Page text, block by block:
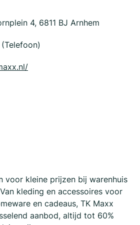
4, 6811 BJ Arnhem
(Telefoon)
voor kleine prijzen bij warenhuis
kleding en accessoires voor
en cadeaus, TK Maxx
aanbod, altijd tot 60%